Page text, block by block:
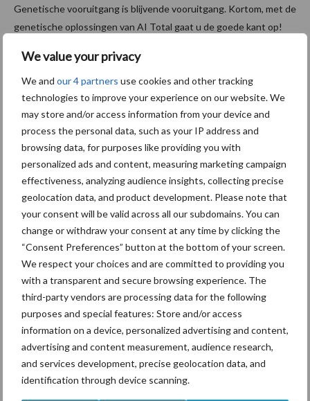
We value your privacy
We and our 4 partners use cookies and other tracking
technologies to improve your experience on our website. We
may store and/or access information from your device and
process the personal data, such as your IP address and
browsing data, for purposes like providing you with
personalized ads and content, measuring marketing campaign
effectiveness, analyzing audience insights, collecting precise
geolocation data, and product development. Please note that
your consent will be valid across all our subdomains. You can
change or withdraw your consent at any time by clicking the
“Consent Preferences” button at the bottom of your screen.
We respect your choices and are committed to providing you
with a transparent and secure browsing experience. The
third-party vendors are processing data for the following
purposes and special features: Store and/or access
information on a device, personalized advertising and content,
advertising and content measurement, audience research,
and services development, precise geolocation data, and
identification through device scanning.
Genetische vooruitgang is blijvende vooruitgang. Kortom, met de
genetische oplossingen van AI Total gaat u de goede kant op!
Aanbevolen voor jou!
Van onze partner AI Total
DG ROMANO P RED
nieuwkomer in de
indexdraai met hoog vet- en
eiwitgehalte
Van onze partner AI Total
Dochtergroep Andy-Red
toont ontwikkeling laatste
Van onze partner AI Total
Indexdraai AI Total: Dr. No,
Space en Lotto-Red stijgen
flink